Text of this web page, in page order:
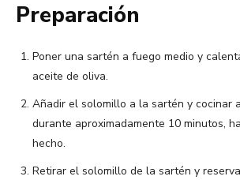
Preparación
Poner una sartén a fuego medio y
aceite de oliva.
Añadir el solomillo a la sartén y cocinar
durante aproximadamente 10 minutos,
hecho.
Retirar el solomillo de la sartén y